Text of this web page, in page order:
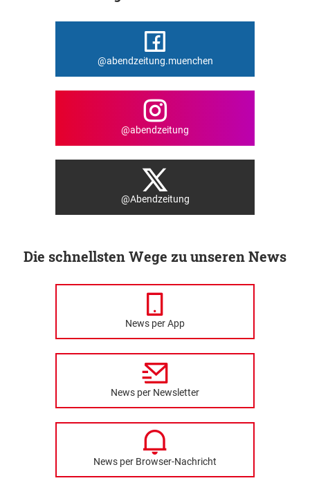
@abendzeitung.muenchen
@abendzeitung
@Abendzeitung
Die schnellsten Wege zu unseren News
News per App
News per Newsletter
News per Browser-Nachricht